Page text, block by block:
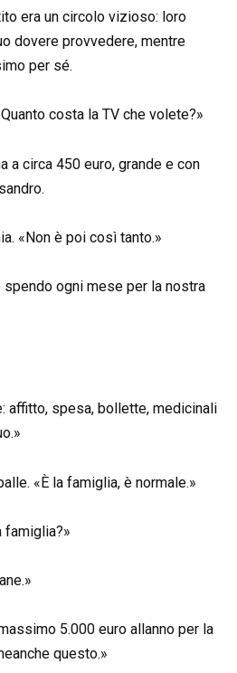
era un circolo vizioso: loro
dovere provvedere, mentre
per sé.
costa la TV che volete?»
a circa 450 euro, grande e con
«Non è poi così tanto.»
spendo ogni mese per la nostra
affitto, spesa, bollette, medicinali
«È la famiglia, è normale.»
famiglia?»
5.000 euro allanno per la
questo.»